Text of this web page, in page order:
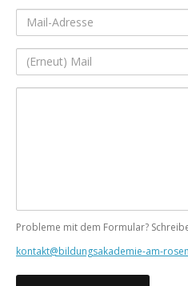
Mail-
Adresse
(Erneut)
Mail
Probleme mit dem Formular?
kontakt@bildungsakademie-am-